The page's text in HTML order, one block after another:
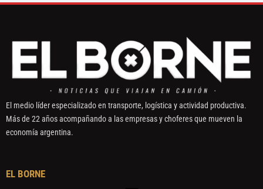
El medio líder especializado en transporte, logística y actividad productiva.
Más de 22 años acompañando a las empresas y choferes que mueven la
economía argentina.
EL BORNE